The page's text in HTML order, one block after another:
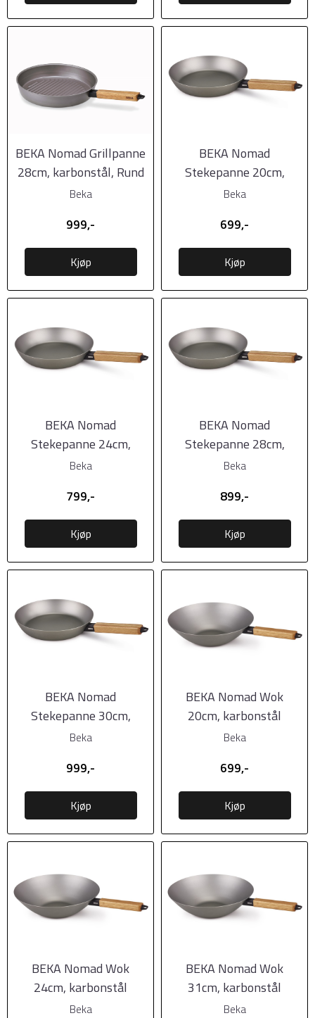
BEKA Nomad Grillpanne
28cm, karbonstål, Rund
Beka
999,-
Kjøp
BEKA Nomad
Stekepanne 20cm,
karbonstål
Beka
699,-
Kjøp
BEKA Nomad
Stekepanne 24cm,
karbonstål
Beka
799,-
Kjøp
BEKA Nomad
Stekepanne 28cm,
karbonstål
Beka
899,-
Kjøp
BEKA Nomad
Stekepanne 30cm,
karbonstål
Beka
999,-
Kjøp
BEKA Nomad Wok
20cm, karbonstål
Beka
699,-
Kjøp
BEKA Nomad Wok
24cm, karbonstål
Beka
BEKA Nomad Wok
31cm, karbonstål
Beka